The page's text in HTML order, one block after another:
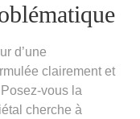
d’une
clairement et
vous la
cherche à